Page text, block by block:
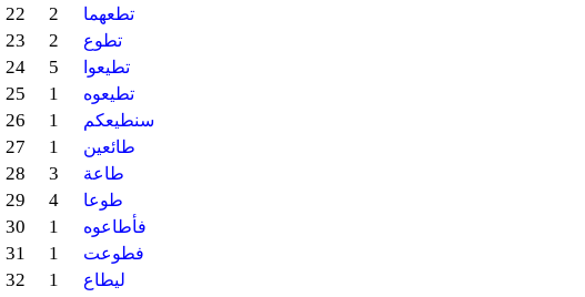
22 2 تطعهما
23 2 تطوع
24 5 تطيعوا
25 1 تطيعوه
26 1 سنطيعكم
27 1 طائعين
28 3 طاعة
29 4 طوعا
30 1 فأطاعوه
31 1 فطوعت
32 1 ليطاع